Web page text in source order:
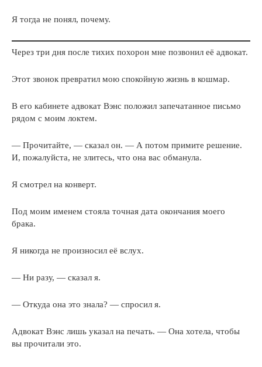
Я тогда не понял, почему.
Через три дня после тихих похорон мне позвонил её адвокат.
Этот звонок превратил мою спокойную жизнь в кошмар.
В его кабинете адвокат Вэнс положил запечатанное письмо
рядом с моим локтем.
— Прочитайте, — сказал он. — А потом примите решение.
И, пожалуйста, не злитесь, что она вас обманула.
Я смотрел на конверт.
Под моим именем стояла точная дата окончания моего
брака.
Я никогда не произносил её вслух.
— Ни разу, — сказал я.
— Откуда она это знала? — спросил я.
Адвокат Вэнс лишь указал на печать. — Она хотела, чтобы
вы прочитали это.